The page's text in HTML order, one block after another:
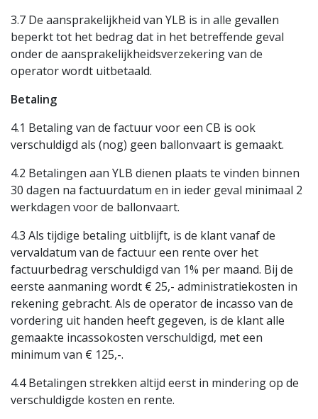
3.7 De aansprakelijkheid van YLB is in alle gevallen
beperkt tot het bedrag dat in het betreffende geval
onder de aansprakelijkheidsverzekering van de
operator wordt uitbetaald.
Betaling
4.1 Betaling van de factuur voor een CB is ook
verschuldigd als (nog) geen ballonvaart is gemaakt.
4.2 Betalingen aan YLB dienen plaats te vinden binnen
30 dagen na factuurdatum en in ieder geval minimaal 2
werkdagen voor de ballonvaart.
4.3 Als tijdige betaling uitblijft, is de klant vanaf de
vervaldatum van de factuur een rente over het
factuurbedrag verschuldigd van 1% per maand. Bij de
eerste aanmaning wordt € 25,- administratiekosten in
rekening gebracht. Als de operator de incasso van de
vordering uit handen heeft gegeven, is de klant alle
gemaakte incassokosten verschuldigd, met een
minimum van € 125,-.
4.4 Betalingen strekken altijd eerst in mindering op de
verschuldigde kosten en rente.